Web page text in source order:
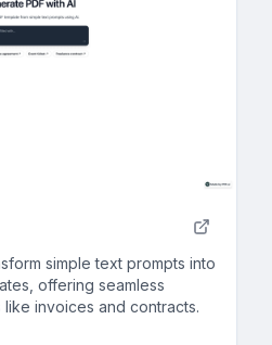
simple text prompts into
offering seamless
invoices and contracts.